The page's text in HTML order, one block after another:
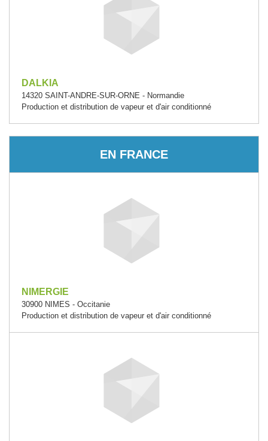
DALKIA
14320 SAINT-ANDRE-SUR-ORNE - Normandie
Production et distribution de vapeur et d'air conditionné
EN FRANCE
NIMERGIE
30900 NIMES - Occitanie
Production et distribution de vapeur et d'air conditionné